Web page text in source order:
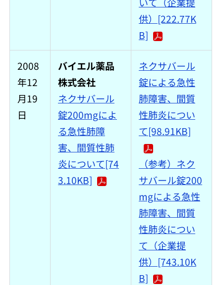
供）[222.77K
B]
2008
年12
月19
日
バイエル薬品
株式会社
ネクサバール
錠200mgによ
る急性肺障
害、間質性肺
炎について[74
3.10KB]
ネクサバール
錠による急性
肺障害、間質
性肺炎につい
て[98.91KB]
（参考）ネク
サバール錠200
mgによる急性
肺障害、間質
性肺炎につい
て（企業提
供）[743.10K
B]